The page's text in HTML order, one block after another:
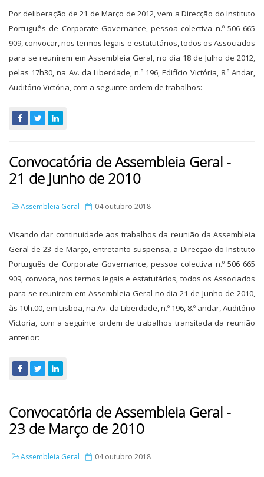
Por deliberação de 21 de Março de 2012, vem a Direcção do Instituto
Português de Corporate Governance, pessoa colectiva n.º 506 665
909, convocar, nos termos legais e estatutários, todos os Associados
para se reunirem em Assembleia Geral, no dia 18 de Julho de 2012,
pelas 17h30, na Av. da Liberdade, n.º 196, Edifício Victória, 8.º Andar,
Auditório Victória, com a seguinte ordem de trabalhos:
Convocatória de Assembleia Geral -
21 de Junho de 2010
Assembleia Geral 04 outubro 2018
Visando dar continuidade aos trabalhos da reunião da Assembleia
Geral de 23 de Março, entretanto suspensa, a Direcção do Instituto
Português de Corporate Governance, pessoa colectiva n.º 506 665
909, convoca, nos termos legais e estatutários, todos os Associados
para se reunirem em Assembleia Geral no dia 21 de Junho de 2010,
às 10h.00, em Lisboa, na Av. da Liberdade, n.º 196, 8.º andar, Auditório
Victoria, com a seguinte ordem de trabalhos transitada da reunião
anterior:
Convocatória de Assembleia Geral -
23 de Março de 2010
Assembleia Geral 04 outubro 2018